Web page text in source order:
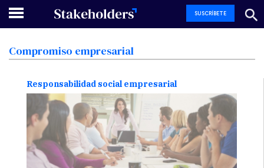
SUSCRÍBETE
Compromiso empresarial
Responsabilidad social empresarial